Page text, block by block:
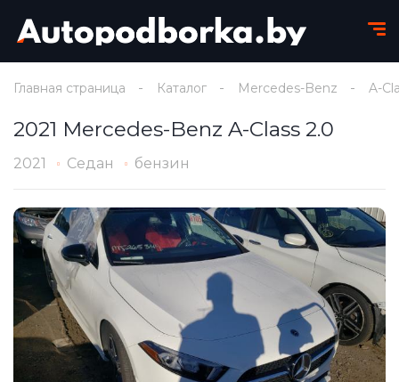
Главная страница Каталог Mercedes-Benz A-
2021 Mercedes-Benz A-Class 2.0
2021 Седан бензин